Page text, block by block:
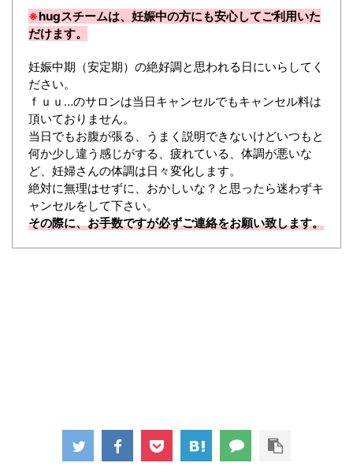
※hugスチームは、妊娠中の方にも安心してご利用いた
だけます。
妊娠中期（安定期）の絶好調と思われる日にいらしてく
ださい。
ｆｕｕ…のサロンは当日キャンセルでもキャンセル料は
頂いておりません。
当日でもお腹が張る、うまく説明できないけどいつもと
何か少し違う感じがする、疲れている、体調が悪いな
ど、妊婦さんの体調は日々変化します。
絶対に無理はせずに、おかしいな？と思ったら迷わずキ
ャンセルをして下さい。
その際に、お手数ですが必ずご連絡をお願い致します。